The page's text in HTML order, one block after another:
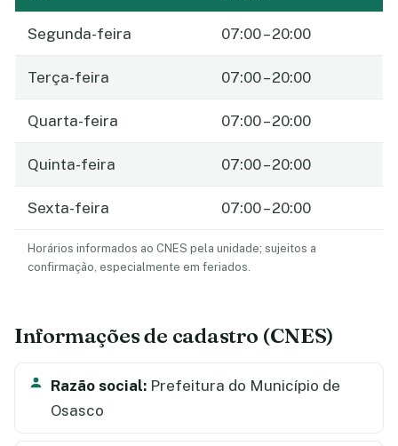
Segunda-feira 07:00 – 20:00
Terça-feira 07:00 – 20:00
Quarta-feira 07:00 – 20:00
Quinta-feira 07:00 – 20:00
Sexta-feira 07:00 – 20:00
Horários informados ao CNES pela unidade; sujeitos a
confirmação, especialmente em feriados.
Informações de cadastro (CNES)
Razão social: Prefeitura do Município de
Osasco